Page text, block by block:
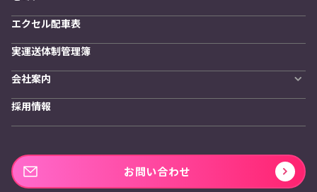
エクセル配車表
実運送体制管理簿
会社案内
私たちの想い
採用情報
お問い合わせ